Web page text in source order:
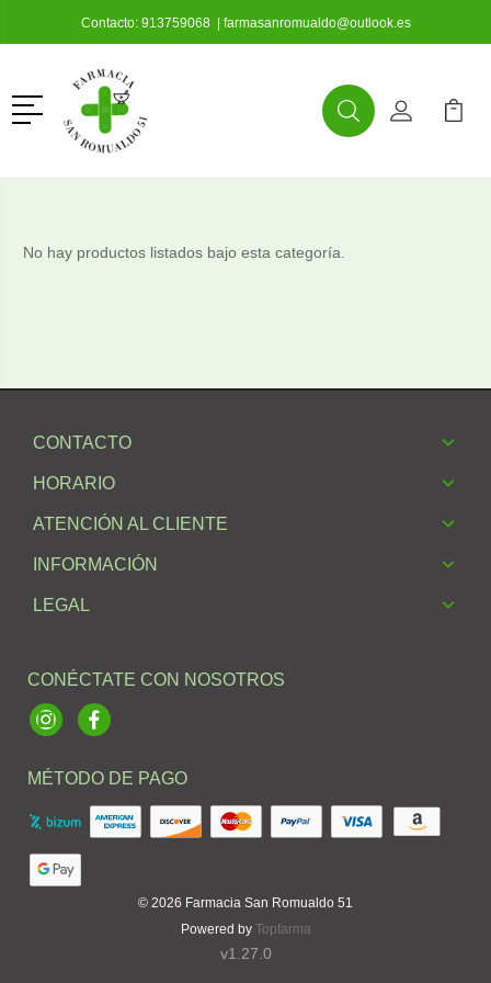
Contacto: 913759068| farmasanromualdo@outlook.es
Menú
BuscarMi Cuenta
Mi
No hay productos listados bajo esta categoría.
CONTACTO
HORARIO
ATENCIÓN AL CLIENTE
INFORMACIÓN
LEGAL
CONÉCTATE CON NOSOTROS
InstagramFacebook
MÉTODO DE PAGO
© 2026 Farmacia San Romualdo 51
Powered by Topfarma
v1.27.0